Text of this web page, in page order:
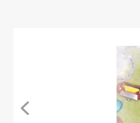
los exigentes
precedentes ha
de los